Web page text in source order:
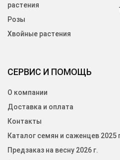
СЕРВИС И ПОМОЩЬ
О компании
Доставка и оплата
Контакты
Каталог семян и саженцев 2025
Предзаказ на весну 2026 г.
растения
Розы
Хвойные растения